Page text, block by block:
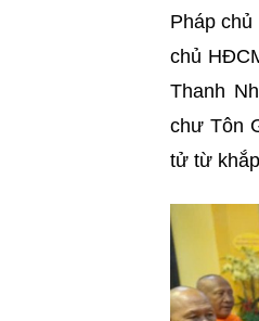
Pháp
chủ
Thanh
chư Tôn
tử từ